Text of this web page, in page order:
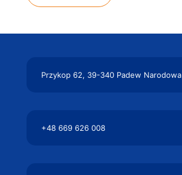
Przykop 62, 39-340 Padew Narodowa
+48 669 626 008